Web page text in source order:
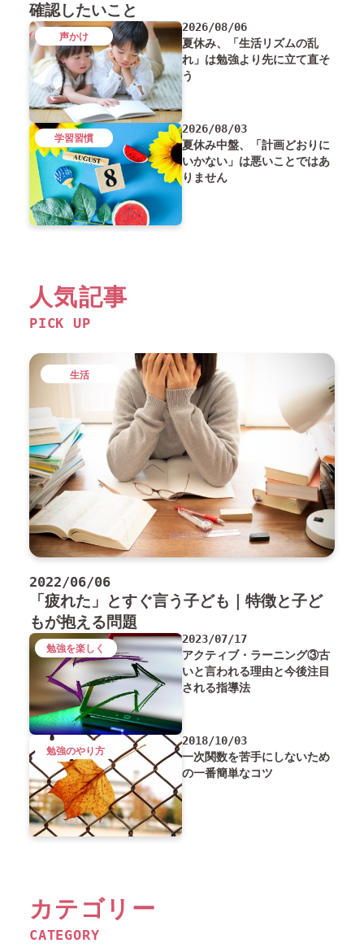
確認したいこと
2026/08/06
夏休み、「生活リズムの乱
れ」は勉強より先に立て直そ
う
声かけ
2026/08/03
夏休み中盤、「計画どおりに
いかない」は悪いことではあ
りません
学習習慣
人気記事
PICK UP
2022/06/06
「疲れた」とすぐ言う子ども｜特徴と子ど
もが抱える問題
生活
2023/07/17
アクティブ・ラーニング③古
いと言われる理由と今後注目
される指導法
勉強を楽しく
2018/10/03
一次関数を苦手にしないため
の一番簡単なコツ
勉強のやり方
カテゴリー
CATEGORY